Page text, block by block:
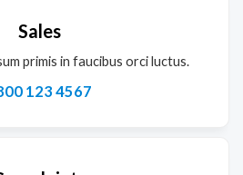
Sales
primis in faucibus orci luctus.
123 4567